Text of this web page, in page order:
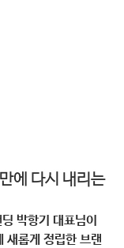
에 다시 내리는
박항기 대표님이
새롭게 정립한 브랜